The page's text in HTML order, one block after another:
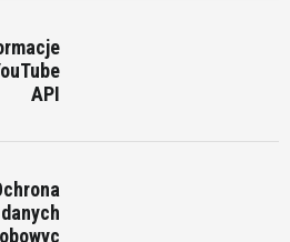
API
danych